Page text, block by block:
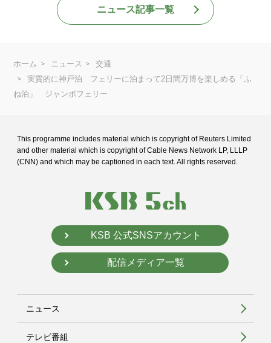
ニュース記事一覧
ホーム ニュース
交通
実質的に神戸泊 フェリーに泊まって2日間万博を楽しめる「ふ
ね泊」 ジャンボフェリー
This programme includes material which is copyright of Reuters Limited
and other material which is copyright of Cable News Network LP, LLLP
(CNN) and which may be captioned in each text. All rights reserved.
KSB 公式SNSアカウント
配信メディア一覧
ニュース
テレビ番組